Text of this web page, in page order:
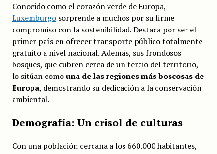
Conocido como el corazón verde de Europa,
Luxemburgosorprende a muchos por su firme
compromiso con la sostenibilidad. Destaca por ser el
primer país en ofrecer transporte público totalmente
gratuito a nivel nacional. Además, sus frondosos
bosques, que cubren cerca de un tercio del territorio,
lo sitúan comouna de las regiones más boscosas de
Europa, demostrando su dedicación a la conservación
ambiental.
Demografía: Un crisol de culturas
Con una población cercana a los 660.000 habitantes,